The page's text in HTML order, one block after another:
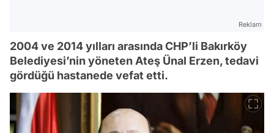
Reklam
2004 ve 2014 yılları arasında CHP’li Bakırköy
Belediyesi’nin yöneten Ateş Ünal Erzen, tedavi
gördüğü hastanede vefat etti.